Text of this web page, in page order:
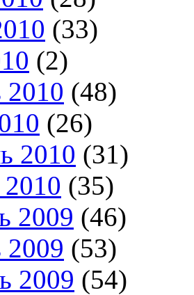
(33)
(2)
2010 (48)
(26)
2010 (31)
(35)
2009 (46)
2009 (53)
2009 (54)